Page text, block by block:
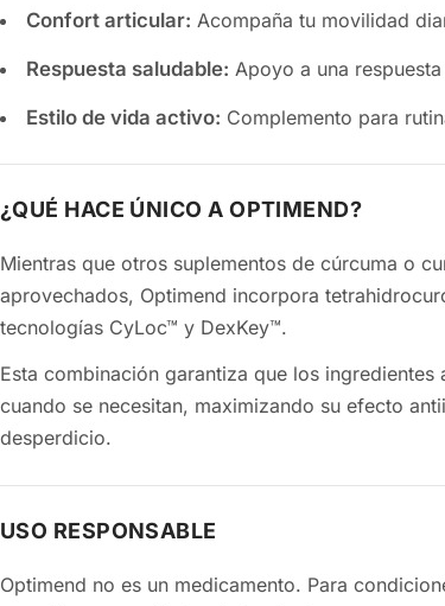
Confort articular: Acompaña tu movilidad
Respuesta saludable: Apoyo a una
Estilo de vida activo: Complemento para
¿QUÉ HACE ÚNICO A OPTIMEND?
Mientras que otros suplementos de cúrcuma o
aprovechados, Optimend incorpora tetrahidrocurcumina y la encapsula con
tecnologías CyLoc™ y DexKey™.
Esta combinación garantiza que los ingredientes
cuando se necesitan, maximizando su efecto antiinflamatorio y evitando el
desperdicio.
USO RESPONSABLE
Optimend no es un medicamento. Para